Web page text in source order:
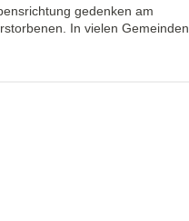
gedenken am
In vielen Gemeinden